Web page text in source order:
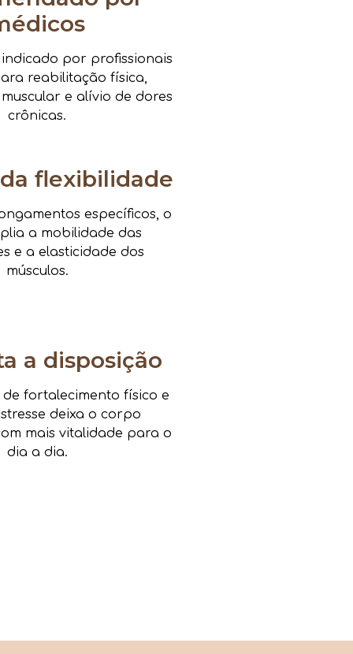
por profissionais
reabilitação física,
e alívio de dores
crônicas.
flexibilidade
específicos, o
a mobilidade das
e a elasticidade dos
músculos.
a disposição
fortalecimento físico e
deixa o corpo
mais vitalidade para o
dia a dia.